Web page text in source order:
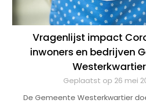
Vragenlijst impact
inwoners en bedrijven
Westerkwartier
Geplaatst op 26 mei
De Gemeente Westerkwartier